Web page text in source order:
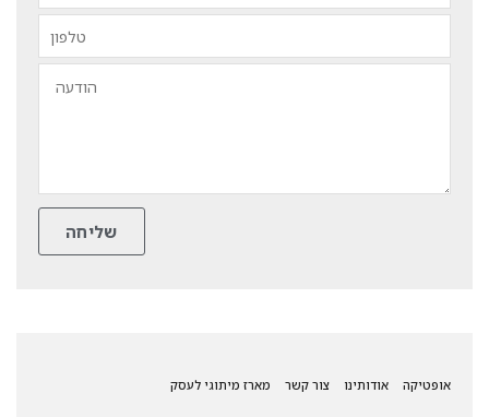
אופטיקה אודותינו צור קשר מארז מיתוגי לעסק